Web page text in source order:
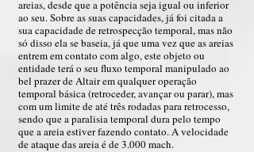
areias, desde que a potência seja igual ou inferior
ao seu. Sobre as suas capacidades, já foi citada a
sua capacidade de retrospecção temporal, mas não
só disso ela se baseia, já que uma vez que as areias
entrem em contato com algo, este objeto ou
entidade terá o seu fluxo temporal manipulado ao
bel prazer de Altair em qualquer operação
temporal básica (retroceder, avançar ou parar), mas
com um limite de até três rodadas para retrocesso,
sendo que a paralisia temporal dura pelo tempo
que a areia estiver fazendo contato. A velocidade
de ataque das areia é de 3.000 mach.